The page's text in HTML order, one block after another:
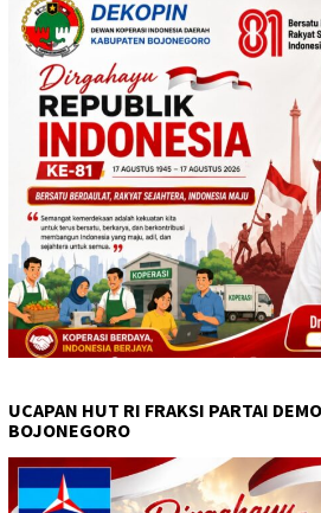
UCAPAN HUT RI FRAKSI PARTAI
BOJONEGORO